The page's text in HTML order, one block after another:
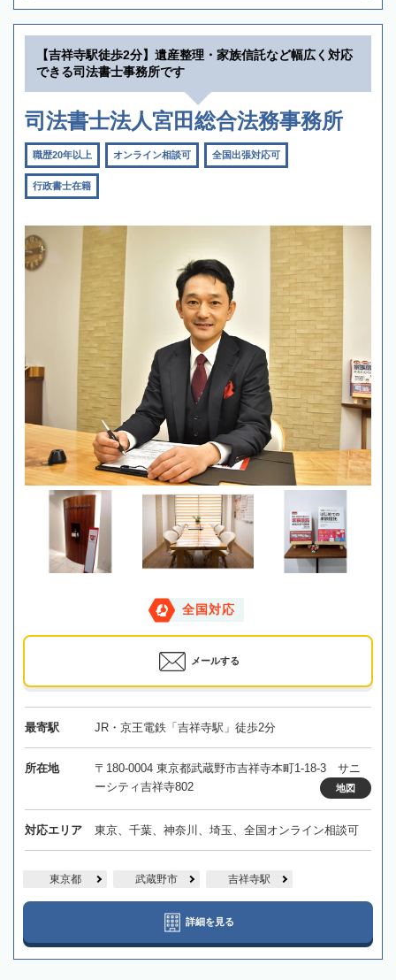
【吉祥寺駅徒歩2分】遺産整理・家族信託など幅広く対応
できる司法書士事務所です
司法書士法人宮田総合法務事務所
職歴20年以上 オンライン相談可 全国出張対応可
行政書士在籍
全国対応
メールする
最寄駅 JR・京王電鉄「吉祥寺駅」徒歩2分
所在地
〒180-0004 東京都武蔵野市吉祥寺本町1-18-3 サニ
ーシティ吉祥寺802
地図
対応エリア 東京、千葉、神奈川、埼玉、全国オンライン相談可
東京都 武蔵野市 吉祥寺駅
詳細を見る